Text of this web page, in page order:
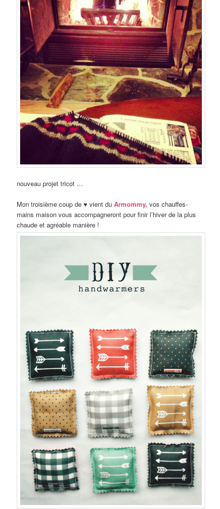
nouveau projet tricot …
Mon troisième coup de ♥ vient duArmommy,vos chauffes-
mains maison vous accompagneront pour finir l’hiver de la plus
chaude et agréable manière !